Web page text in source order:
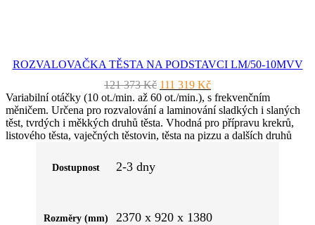
ROZVALOVAČKA TĚSTA NA PODSTAVCI LM/50-10MVV
121 373Kč Původní
cena
byla:
121
373 Kč.
111 319 KčAktuální
cena
je:
111
319 Kč.
Variabilní otáčky (10 ot./min. až 60 ot./min.), s frekvenčním
měničem. Určena pro rozvalování a laminování sladkých i slaných
těst, tvrdých i měkkých druhů těsta. Vhodná pro přípravu krekrů,
listového těsta, vaječných těstovin, těsta na pizzu a dalších druhů
joysticku. Provedení na podstavci. 4 kolečka, z toho 2 pevná a 2
otočná s brzdou. Manuální ovládání a ovládání pomocí pedálu.
Dostupnost 2-3 dny
Rozměry (mm) 2370 x 920 x 1380